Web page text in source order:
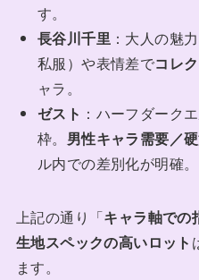
す。
長谷川千里：大人の魅
私服）や表情差でコレ
ャラ。
ゼスト ：ハーフダーク
枠。 男性キャラ需要／
ル内での差別化が明確。
上記の通り「キャラ軸での
生地スペックの高いロット
ます。